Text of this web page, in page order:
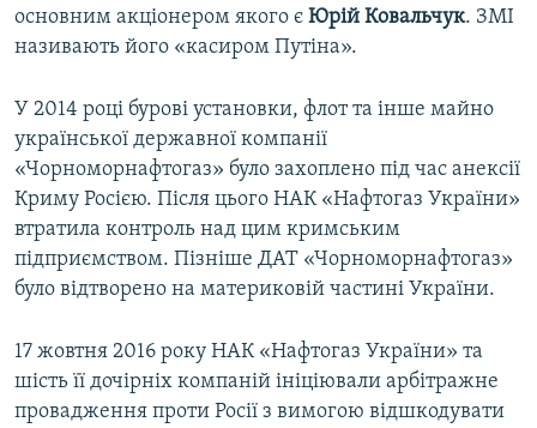
основним акціонером якого є Юрій Ковальчук. ЗМІ
називають його «касиром Путіна».
У 2014 році бурові установки, флот та інше майно
української державної компанії
«Чорноморнафтогаз» було захоплено під час анексії
Криму Росією. Після цього НАК «Нафтогаз України»
втратила контроль над цим кримським
підприємством. Пізніше ДАТ «Чорноморнафтогаз»
було відтворено на материковій частині України.
17 жовтня 2016 року НАК «Нафтогаз України» та
шість її дочірніх компаній ініціювали арбітражне
провадження проти Росії з вимогою відшкодувати